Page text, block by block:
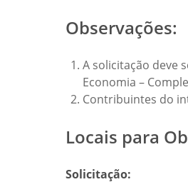
Observações:
A solicitação deve
Economia –
Contribuintes do
Locais para
Solicitação: